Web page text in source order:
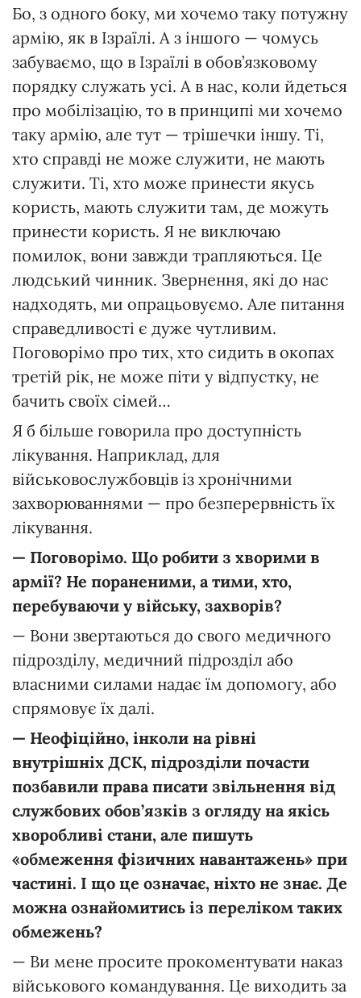
Бо, з одного боку, ми хочемо таку потужну
армію, як в Ізраїлі. А з іншого — чомусь
забуваємо, що в Ізраїлі в обов’язковому
порядку служать усі. А в нас, коли йдеться
про мобілізацію, то в принципі ми хочемо
таку армію, але тут — трішечки іншу. Ті,
хто справді не може служити, не мають
служити. Ті, хто може принести якусь
користь, мають служити там, де можуть
принести користь. Я не виключаю
помилок, вони завжди трапляються. Це
людський чинник. Звернення, які до нас
надходять, ми опрацьовуємо. Але питання
справедливості є дуже чутливим.
Поговорімо про тих, хто сидить в окопах
третій рік, не може піти у відпустку, не
бачить своїх сімей…
Я б більше говорила про доступність
лікування. Наприклад, для
військовослужбовців із хронічними
захворюваннями — про безперервність їх
лікування.
— Поговорімо. Що робити з хворими в
армії? Не пораненими, а тими, хто,
перебуваючи у війську, захворів?
— Вони звертаються до свого медичного
підрозділу, медичний підрозділ або
власними силами надає їм допомогу, або
спрямовує їх далі.
— Неофіційно, інколи на рівні
внутрішніх ДСК, підрозділи почасти
позбавили права писати звільнення від
службових обов’язків з огляду на якісь
хворобливі стани, але пишуть
«обмеження фізичних навантажень» при
частині. І що це означає, ніхто не знає. Де
можна ознайомитись із переліком таких
обмежень?
— Ви мене просите прокоментувати наказ
військового командування. Це виходить за